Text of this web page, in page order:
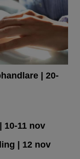
| 20-
10-11 nov
| 12 nov